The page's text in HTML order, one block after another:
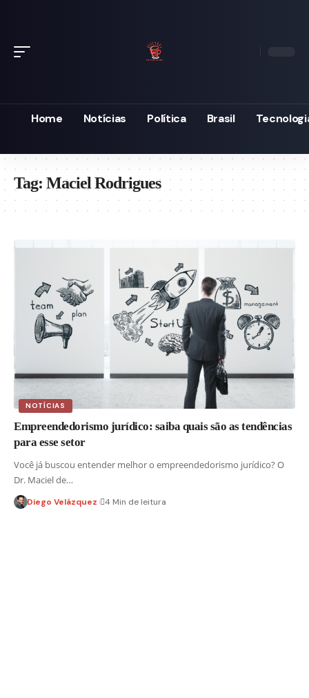
Home Notícias Política Brasil
Tag:Maciel Rodrigues
NOTÍCIAS
Empreendedorismo jurídico: saiba quais são as tendências
para esse setor
Você já buscou entender melhor o empreendedorismo jurídico? O
Dr. Maciel de…
Diego Velázquez 4 Min de leitura